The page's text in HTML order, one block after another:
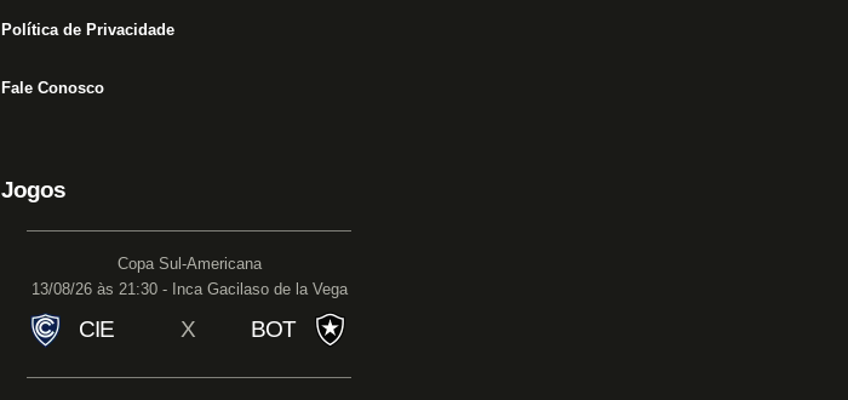
Política de Privacidade
Fale Conosco
Jogos
Copa Sul-Americana
13/08/26 às 21:30 - Inca Gacilaso de la Vega
CIE X BOT